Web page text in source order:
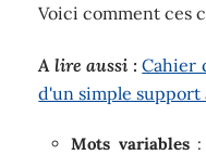
Voici comment ces
A lire aussi : Cahier
d'un simple support
Mots variables: